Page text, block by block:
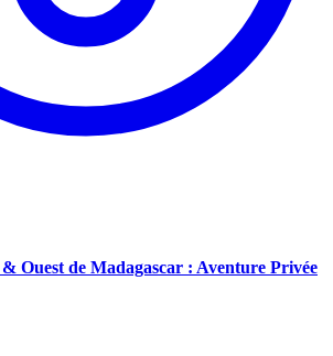
Ouest de Madagascar : Aventure Privée